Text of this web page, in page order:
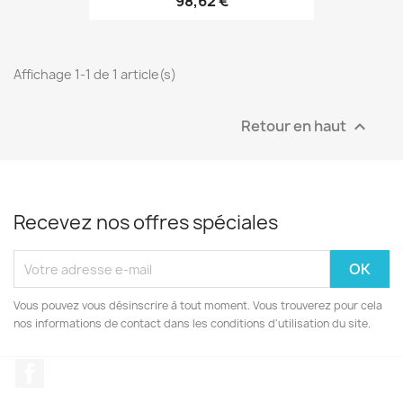
Affichage 1-1 de 1 article(s)
Retour en haut 
Recevez nos offres spéciales
Vous pouvez vous désinscrire à tout moment. Vous trouverez pour cela
nos informations de contact dans les conditions d'utilisation du site.